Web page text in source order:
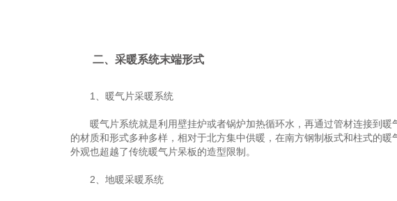
二、采暖系统末端形式
1、暖气片采暖系统
暖气片系统就是利用壁挂炉或者锅炉加热循环水，再通过管材连接到暖
的材质和形式多种多样，相对于北方集中供暖，在南方钢制板式和柱式的
外观也超越了传统暖气片呆板的造型限制。
2、地暖采暖系统